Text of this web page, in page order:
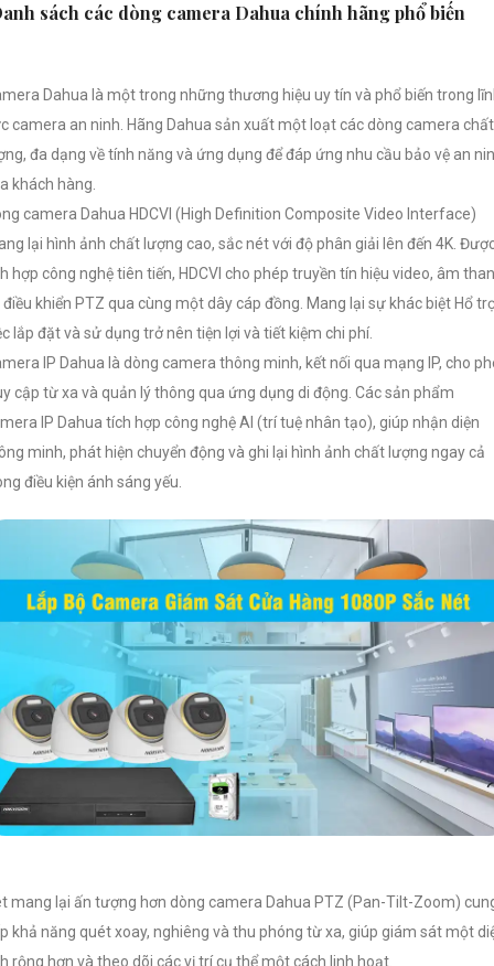
sách các dòng camera Dahua chính hãng phổ biến
Dahua là một trong những thương hiệu uy tín và phổ biến trong
camera an ninh. Hãng Dahua sản xuất một loạt các dòng camera chất
đa dạng về tính năng và ứng dụng để đáp ứng nhu cầu bảo vệ an
khách hàng.
camera Dahua HDCVI (High Definition Composite Video Interface)
lại hình ảnh chất lượng cao, sắc nét với độ phân giải lên đến 4K.
hợp công nghệ tiên tiến, HDCVI cho phép truyền tín hiệu video, âm
điều khiển PTZ qua cùng một dây cáp đồng. Mang lại sự khác biệt Hổ
lắp đặt và sử dụng trở nên tiện lợi và tiết kiệm chi phí.
IP Dahua là dòng camera thông minh, kết nối qua mạng IP, cho
cập từ xa và quản lý thông qua ứng dụng di động. Các sản phẩm
IP Dahua tích hợp công nghệ AI (trí tuệ nhân tạo), giúp nhận diện
minh, phát hiện chuyển động và ghi lại hình ảnh chất lượng ngay cả
điều kiện ánh sáng yếu.
mang lại ấn tượng hơn dòng camera Dahua PTZ (Pan-Tilt-Zoom)
khả năng quét xoay, nghiêng và thu phóng từ xa, giúp giám sát một
rộng hơn và theo dõi các vị trí cụ thể một cách linh hoạt.